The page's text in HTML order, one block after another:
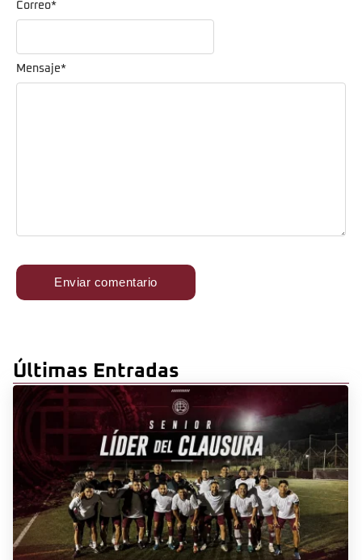
Mensaje*
Correo*
Últimas Entradas